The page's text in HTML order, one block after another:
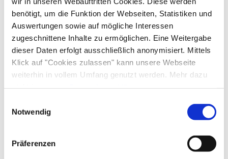
benötigt, um die Funktion der Webseiten, Statistiken und
Auswertungen sowie auf mögliche Interessen
zugeschnittene Inhalte zu ermöglichen. Eine Weitergabe
dieser Daten erfolgt ausschließlich anonymisiert. Mittels
Klick auf "Cookies zulassen" kann unsere Webseite
weiterhin in vollem Umfang genutzt werden. Mehr dazu
steht in unserer Datenschutzerklärung.
gelistet.
Notwendig
Präferenzen